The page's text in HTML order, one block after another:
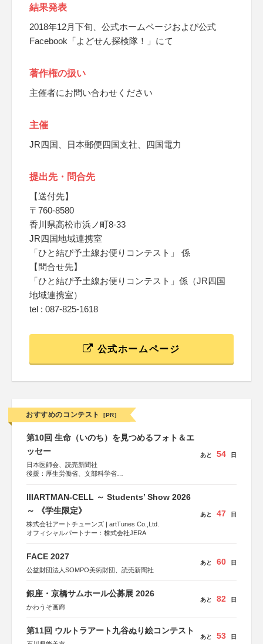
結果発表
2018年12月下旬、公式ホームページおよび公式
Facebook「よどせん探検隊！」にて
著作権の扱い
主催者にお問い合わせください
主催
JR四国、日本郵便四国支社、四国電力
提出先・問合先
【送付先】
〒760-8580
香川県高松市浜ノ町8-33
JR四国地域連携室
「ひと結び予土線お便りコンテスト」 係
【問合せ先】
「ひと結び予土線お便りコンテスト」係（JR四国
地域連携室）
tel : 087-825-1618
公式ホームページ
おすすめのコンテスト [PR]
第10回 生命（いのち）を見つめるフォト＆エ
ッセー
日本医師会、読売新聞社
後援：厚生労働省、文部科学省
あと 54 日
IIIARTMAN-CELL ～ Students’ Show 2026
～ 《学生限定》
株式会社アートチューンズ | artTunes Co.,Ltd.
オフィシャルパートナー：株式会社JERA
あと 47 日
FACE 2027
公益財団法人SOMPO美術財団、読売新聞社
あと 60 日
銀座・京橋サムホール公募展 2026
かわうそ画廊
あと 82 日
第11回 ウルトラアート九谷ぬり絵コンテスト
あと 53 日